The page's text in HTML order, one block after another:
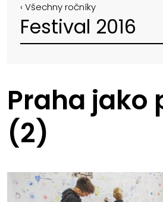
‹ Všechny ročníky
Festival 2016
Praha jako
(2)